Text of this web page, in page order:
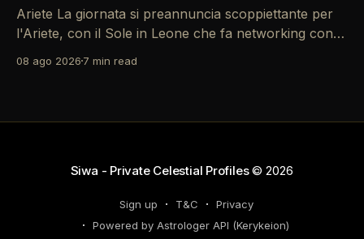
Ariete La giornata si preannuncia scoppiettante per
l'Ariete, con il Sole in Leone che fa networking con la
d'oro per postare un aggiornamento che incapsuli la
08 ago 2026 7 min read
Siwa - Private Celestial Profiles© 2026
Sign up T&C
Privacy
Powered by Astrologer API (Kerykeion)